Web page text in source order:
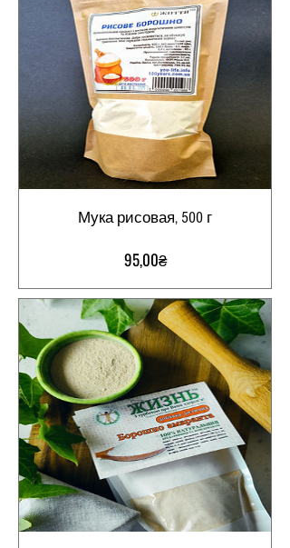
Мука рисовая, 500 г
95,00₴Цена